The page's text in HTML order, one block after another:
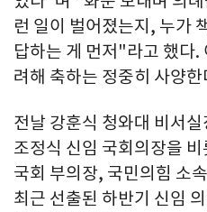
런 일이 벌어졌는지, 누가
답하는 게 먼저"라고 했다
려해 축하는 정중히 사양
전날 강훈식 청와대 비서
조정식 신임 국회의장을
국회 부의장, 국민의힘 소
최근 선출된 하반기 신임